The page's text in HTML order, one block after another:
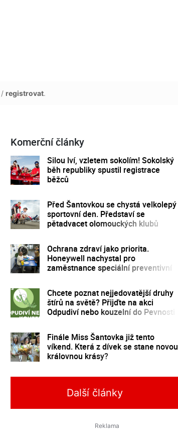
/ registrovat.
Komerční články
Silou lví, vzletem sokolím! Sokolský
běh republiky spustil registrace
běžců
Před Šantovkou se chystá velkolepý
sportovní den. Představí se
pětadvacet olomouckých klubů
Ochrana zdraví jako priorita.
Honeywell nachystal pro
zaměstnance speciální preventivní
Chcete poznat nejjedovatější druhy
štírů na světě? Přijďte na akci
Odpudiví nebo kouzelní do Pevnosti
Finále Miss Šantovka již tento
víkend. Která z dívek se stane novou
královnou krásy?
Další články